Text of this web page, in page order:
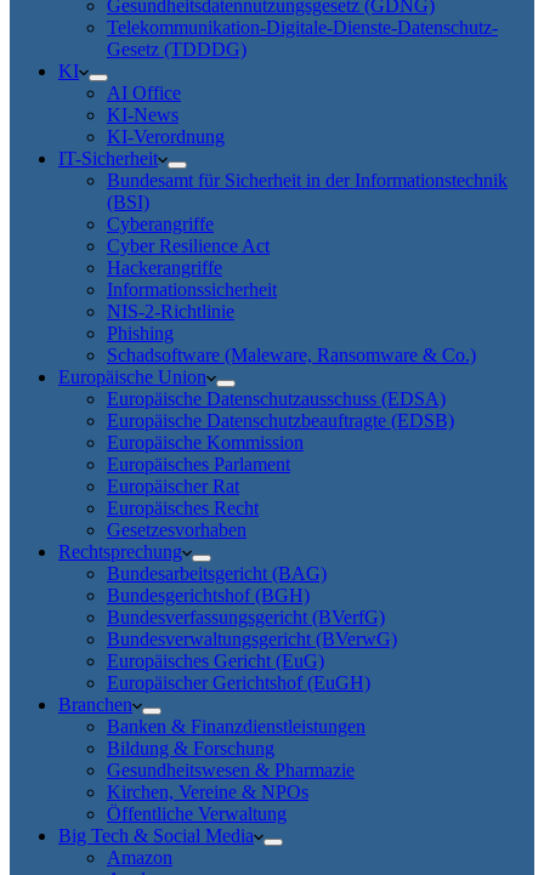
Gesundheitsdatennutzungsgesetz (GDNG)
Telekommunikation-Digitale-Dienste-Datenschutz-
Gesetz (TDDDG)
KI
AI Office
KI-News
KI-Verordnung
IT-Sicherheit
Bundesamt für Sicherheit in der Informationstechnik
(BSI)
Cyberangriffe
Cyber Resilience Act
Hackerangriffe
Informationssicherheit
NIS-2-Richtlinie
Phishing
Schadsoftware (Maleware, Ransomware & Co.)
Europäische Union
Europäische Datenschutzausschuss (EDSA)
Europäische Datenschutzbeauftragte (EDSB)
Europäische Kommission
Europäisches Parlament
Europäischer Rat
Europäisches Recht
Gesetzesvorhaben
Rechtsprechung
Bundesarbeitsgericht (BAG)
Bundesgerichtshof (BGH)
Bundesverfassungsgericht (BVerfG)
Bundesverwaltungsgericht (BVerwG)
Europäisches Gericht (EuG)
Europäischer Gerichtshof (EuGH)
Branchen
Banken & Finanzdienstleistungen
Bildung & Forschung
Gesundheitswesen & Pharmazie
Kirchen, Vereine & NPOs
Öffentliche Verwaltung
Big Tech & Social Media
Amazon